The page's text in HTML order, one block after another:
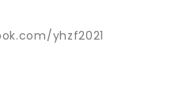
yhzf2021